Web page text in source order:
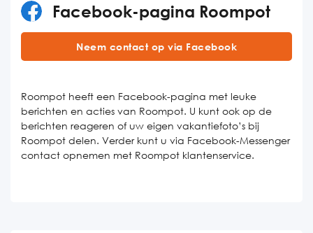
Facebook-pagina Roompot
Neem contact op via Facebook
Roompot heeft een Facebook-pagina met leuke
berichten en acties van Roompot. U kunt ook op de
berichten reageren of uw eigen vakantiefoto’s bij
Roompot delen. Verder kunt u via Facebook-Messenger
contact opnemen met Roompot klantenservice.